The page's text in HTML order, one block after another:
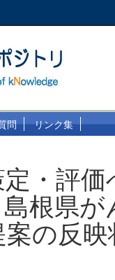
問 リンク集
・評
根県が
の反映